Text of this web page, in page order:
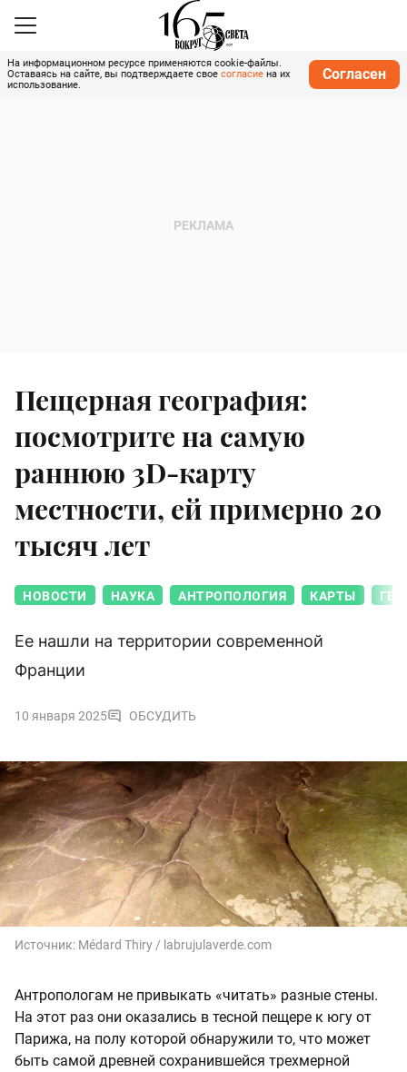
На информационном ресурсе применяются cookie-файлы.
Оставаясь на сайте, вы подтверждаете свое согласие на их
использование.
Согласен
Пещерная география:
посмотрите на самую
раннюю 3D-карту
местности, ей примерно 20
тысяч лет
НОВОСТИ НАУКА АНТРОПОЛОГИЯ КАРТЫ
Ее нашли на территории современной
Франции
10 января 2025 ОБСУДИТЬ
Источник: Médard Thiry / labrujulaverde.com
Антропологам не привыкать «читать» разные стены.
На этот раз они оказались в тесной пещере к югу от
Парижа, на полу которой обнаружили то, что может
быть самой древней сохранившейся трехмерной